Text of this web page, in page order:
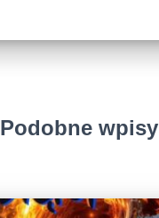
Podobne wpisy